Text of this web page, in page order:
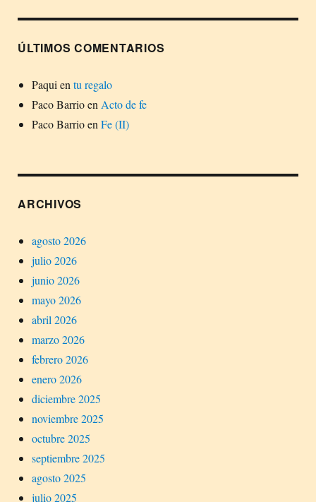
ÚLTIMOS COMENTARIOS
Paqui en tu regalo
Paco Barrioen Acto de fe
Paco Barrioen Fe (II)
ARCHIVOS
agosto 2026
julio 2026
junio 2026
mayo 2026
abril 2026
marzo 2026
febrero 2026
enero 2026
diciembre 2025
noviembre 2025
octubre 2025
septiembre 2025
agosto 2025
julio 2025